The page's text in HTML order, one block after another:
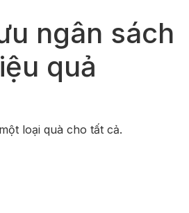
ngân sách
quả
loại quà cho tất cả.